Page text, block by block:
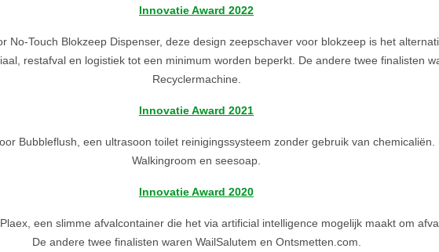
Innovatie Award 2022
No-Touch Blokzeep Dispenser, deze design zeepschaver voor blokzeep is het
restafval en logistiek tot een minimum worden beperkt. De andere twee finalisten
Recyclermachine.
Innovatie Award 2021
Bubbleflush, een ultrasoon toilet reinigingssysteem zonder gebruik van chemicaliën.
Walkingroom en seesoap.
Innovatie Award 2020
een slimme afvalcontainer die het via artificial intelligence mogelijk maakt om
De andere twee finalisten waren WailSalutem en Ontsmetten.com.